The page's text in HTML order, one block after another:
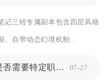
记三转专属副本包含四层风格
、自带动态幻境机制...
新盗墓笔记四转任务是否需要特定职业才能参加 07-27